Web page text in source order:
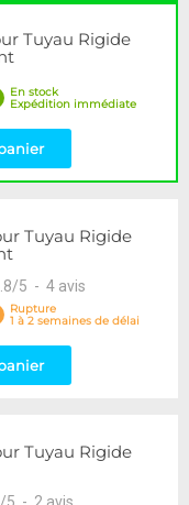
Tuyau Rigide
En stock
Expédition immédiate
Tuyau Rigide
/5 - 4 avis
Rupture
1 à 2 semaines de délai
Tuyau Rigide